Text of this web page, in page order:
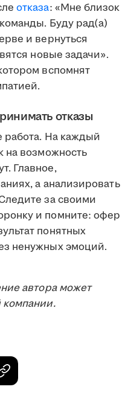
отказа: «Мне близок
Буду рад(а)
и вернуться
новые задачи».
вспомнят
отказы
работа. На каждый
на возможность
Главное,
а анализировать
за своими
и помните: офер
понятных
ненужных эмоций.
автора может
компании.